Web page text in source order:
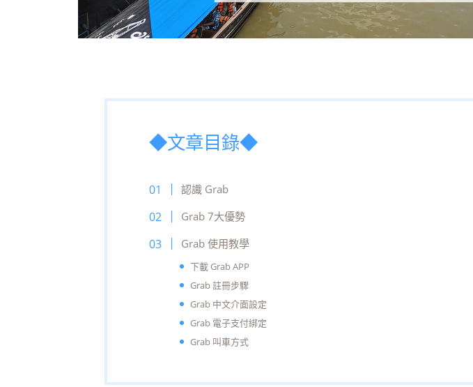
◆文章目錄◆
認識 Grab
Grab 7大優勢
Grab 使用教學
下載 Grab APP
Grab 註冊步驟
Grab 中文介面設定
Grab 電子支付綁定
Grab 叫車方式